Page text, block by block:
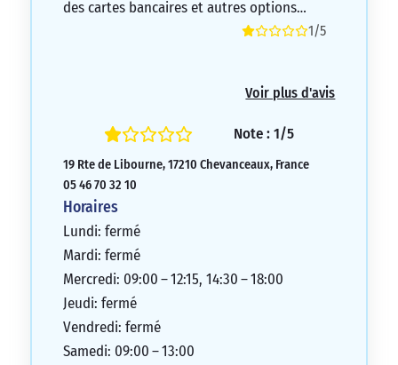
des cartes bancaires et autres options…
1/5
Voir plus d'avis
Note : 1/5
19 Rte de Libourne, 17210 Chevanceaux, France
05 46 70 32 10
Horaires
Lundi: fermé
Mardi: fermé
Mercredi: 09:00 – 12:15, 14:30 – 18:00
Jeudi: fermé
Vendredi: fermé
Samedi: 09:00 – 13:00